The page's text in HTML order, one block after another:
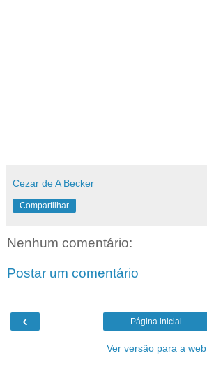
Cezar de A Becker
Compartilhar
Nenhum comentário:
Postar um comentário
‹ Página inicial
Ver versão para a web